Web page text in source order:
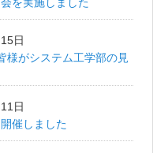
日
様がシステム工学部の見
日
催しました